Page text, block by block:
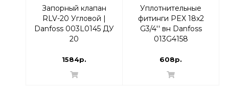
Запорный клапан
RLV-20 Угловой |
Danfoss 003L0145 ДУ
20
1584р.
Уплотнительные
фитинги PEX 18x2
G3/4'' вн Danfoss
013G4158
608р.